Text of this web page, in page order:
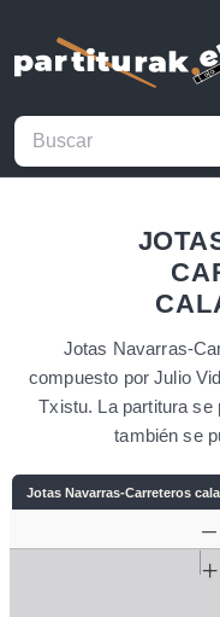
Jotas Navarras-
compuesto por Julio
Txistu. La partitura se
también se
Jotas Navarras-Carreteros